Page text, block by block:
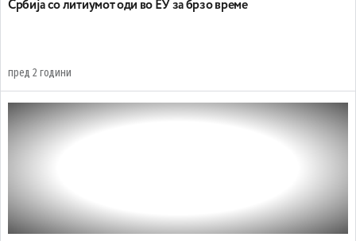
Србија со литиумот оди во ЕУ за брзо време
пред 2 години